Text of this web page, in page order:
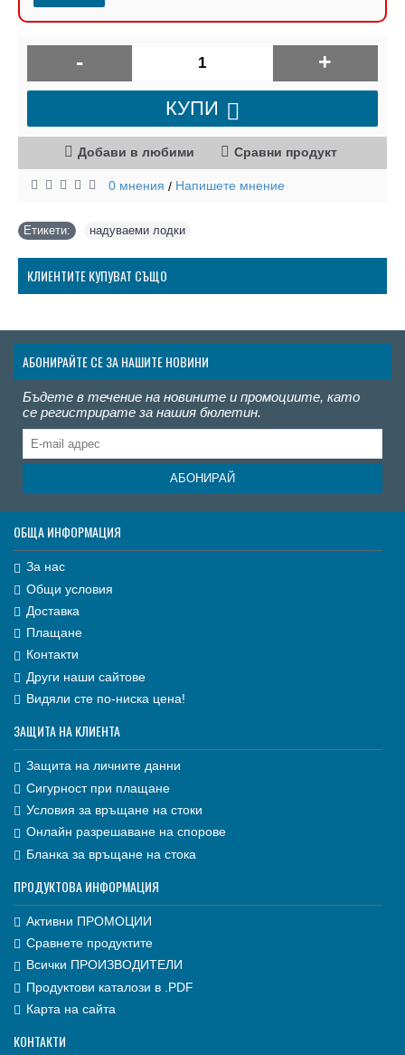
- +
КУПИ
Добави в любими Сравни продукт
0 мнения / Напишете мнение
Етикети: надуваеми лодки
КЛИЕНТИТЕ КУПУВАТ СЪЩО
АБОНИРАЙТЕ СЕ ЗА НАШИТЕ НОВИНИ
Бъдете в течение на новините и промоциите, като
се регистрирате за нашия бюлетин.
АБОНИРАЙ
ОБЩА ИНФОРМАЦИЯ
За нас
Общи условия
Доставка
Плащане
Контакти
Други наши сайтове
Видяли сте по-ниска цена!
ЗАЩИТА НА КЛИЕНТА
Защита на личните данни
Сигурност при плащане
Условия за връщане на стоки
Онлайн разрешаване на спорове
Бланка за връщане на стока
ПРОДУКТОВА ИНФОРМАЦИЯ
Активни ПРОМОЦИИ
Сравнете продуктите
Всички ПРОИЗВОДИТЕЛИ
Продуктови каталози в .PDF
Карта на сайта
КОНТАКТИ